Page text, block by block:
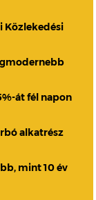
Közlekedési
át fél napon
alkatrész
mint 10 év